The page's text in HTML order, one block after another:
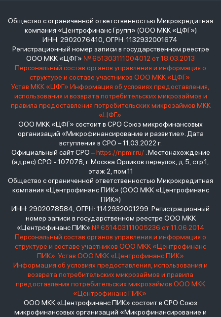
Общество с ограниченной ответственностью Микрокредитная
компания «Центрофинанс Групп» (ООО МКК «ЦФГ»)
ИНН: 2902076410, ОГРН: 1132932001674
Регистрационный номер записи в государственном реестре
ООО МКК «ЦФГ» № 651303111004012 от 18.03.2013
Персональный состав органов управления и информация о
структуре и составе участников ООО МКК «ЦФГ»
Устав МКК «ЦФГ» Информация об условиях предоставления,
использования и возврата потребительских микрозаймов и
правила предоставления потребительских микрозаймов МКК
«ЦФГ»
ООО МКК «ЦФГ» состоит в СРО Союз микрофинансовых
организаций «Микрофинансирование и развитие». Дата
вступления в СРО – 11.03.2022 г.
Официальный сайт СРО –https://npmir.ru/. Местонахождение
(адрес) СРО - 107078, г. Москва Орликов переулок, д.5, стр.1,
этаж 2, пом.11
Общество с ограниченной ответственностью Микрокредитная
компания «Центрофинанс ПИК» (ООО МКК «Центрофинанс
ПИК»)
ИНН: 2902078584, ОГРН: 1142932001299 Регистрационный
номер записи в государственном реестре ООО МКК
«Центрофинанс ПИК» № 651403111005236 от 11.06.2014
Персональный состав органов управления и информация о
структуре и составе участников ООО МКК «Центрофинанс
ПИК» Устав ООО МКК «Центрофинанс ПИК»
Информация об условиях предоставления, использования и
возврата потребительских микрозаймов и правила
предоставления потребительских микрозаймов ООО МКК
«Центрофинанс ПИК»
ООО МКК «Центрофинанс ПИК» состоит в СРО Союз
микрофинансовых организаций «Микрофинансирование и